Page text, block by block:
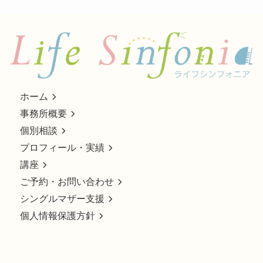
ホーム
事務所概要
個別相談
プロフィール・実績
講座
ご予約・お問い合わせ
シングルマザー支援
個人情報保護方針